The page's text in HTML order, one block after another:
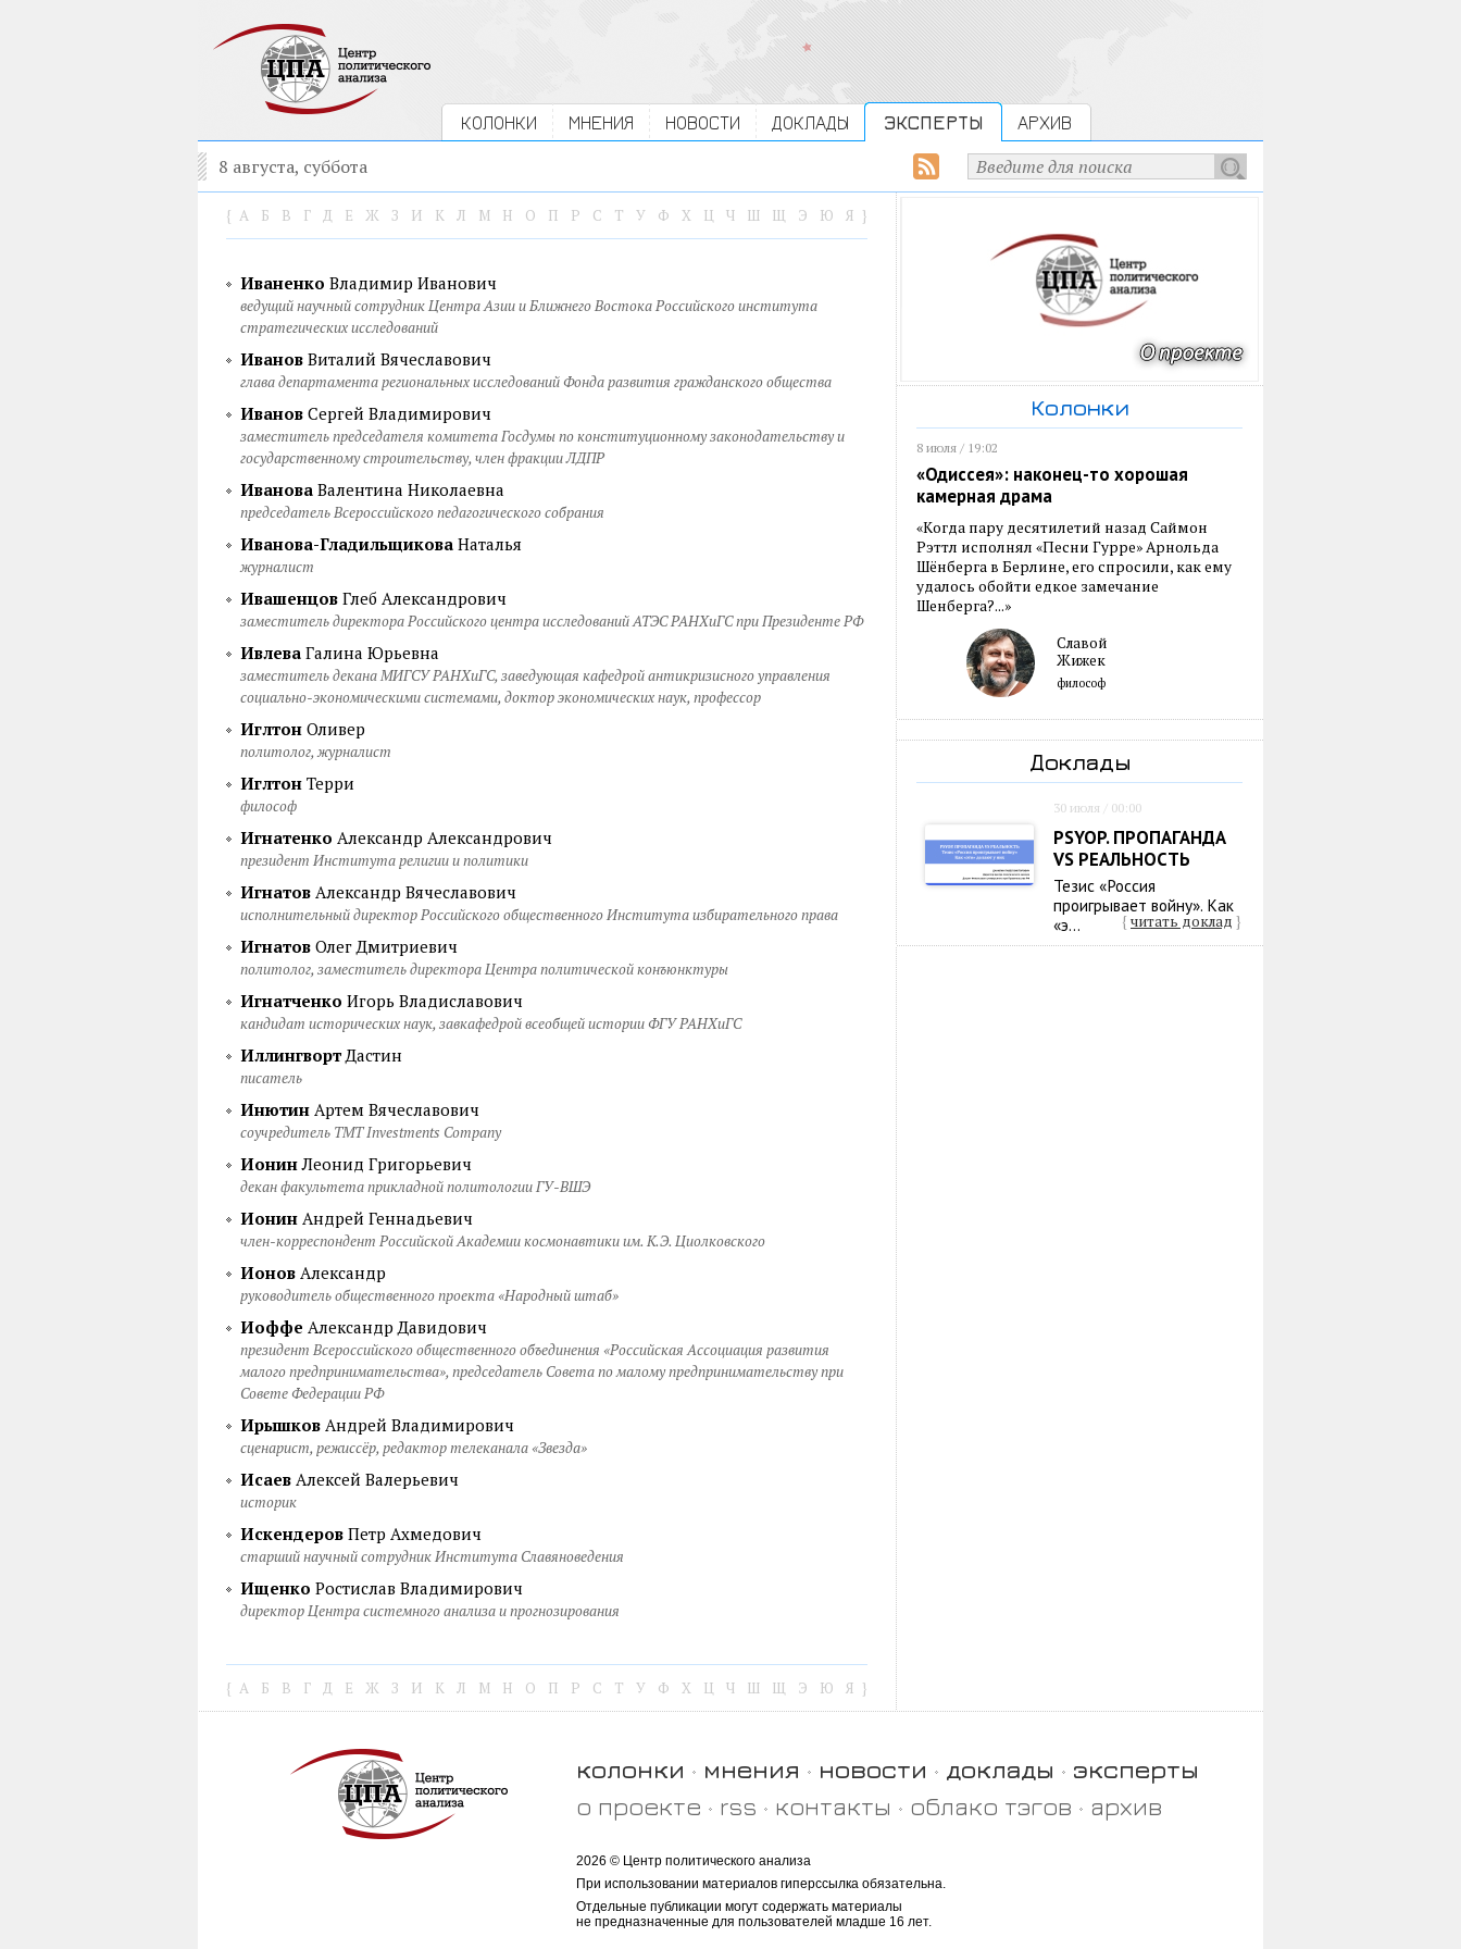
КОЛОНКИ МНЕНИЯ НОВОСТИ ДОКЛАДЫ ЭКСПЕРТЫ АРХИВ
8 августа, суббота
{ А Б В Г Д Е Ж З И К Л М Н О П Р С Т У Ф Х Ц Ч Ш Щ Э Ю Я }
Иваненко Владимир Иванович
ведущий научный сотрудник Центра Азии и Ближнего Востока Российского института
стратегических исследований
Иванов Виталий Вячеславович
глава департамента региональных исследований Фонда развития гражданского общества
Иванов Сергей Владимирович
заместитель председателя комитета Госдумы по конституционному законодательству и
государственному строительству, член фракции ЛДПР
Иванова Валентина Николаевна
председатель Всероссийского педагогического собрания
Иванова-Гладильщикова Наталья
журналист
Ивашенцов Глеб Александрович
заместитель директора Российского центра исследований АТЭС РАНХиГС при Президенте РФ
Ивлева Галина Юрьевна
заместитель декана МИГСУ РАНХиГС, заведующая кафедрой антикризисного управления
социально-экономическими системами, доктор экономических наук, профессор
Иглтон Оливер
политолог, журналист
Иглтон Терри
философ
Игнатенко Александр Александрович
президент Института религии и политики
Игнатов Александр Вячеславович
исполнительный директор Российского общественного Института избирательного права
Игнатов Олег Дмитриевич
политолог, заместитель директора Центра политической конъюнктуры
Игнатченко Игорь Владиславович
кандидат исторических наук, завкафедрой всеобщей истории ФГУ РАНХиГС
ИллингвортДастин
писатель
Инютин Артем Вячеславович
соучредитель TMT Investments Company
ИонинЛеонид Григорьевич
декан факультета прикладной политологии ГУ-ВШЭ
Ионин Андрей Геннадьевич
член-корреспондент Российской Академии космонавтики им. К.Э. Циолковского
Ионов Александр
руководитель общественного проекта «Народный штаб»
Иоффе Александр Давидович
президент Всероссийского общественного объединения «Российская Ассоциация развития
малого предпринимательства», председатель Совета по малому предпринимательству при
Совете Федерации РФ
Ирышков Андрей Владимирович
сценарист, режиссёр, редактор телеканала «Звезда»
Исаев Алексей Валерьевич
историк
Искендеров Петр Ахмедович
старший научный сотрудник Института Славяноведения
Ищенко Ростислав Владимирович
директор Центра системного анализа и прогнозирования
{ А Б В Г Д Е Ж З И К Л М Н О П Р С Т У Ф Х Ц Ч Ш Щ Э Ю Я }
Колонки
8 июля / 19:02
«Одиссея»: наконец-то хорошая
камерная драма
«Когда пару десятилетий назад Саймон
Рэттл исполнял «Песни Гурре» Арнольда
Шёнберга в Берлине, его спросили, как ему
удалось обойти едкое замечание
Шенберга?...»
Славой
Жижек
философ
Доклады
30 июля / 00:00
PSYOP. ПРОПАГАНДА
VS РЕАЛЬНОСТЬ
Тезис «Россия
проигрывает войну». Как
«э...
{ читать доклад }
колонки мнения новости доклады
эксперты
о проекте
rss контакты облако тэгов архив
2026 © Центр политического анализа
При использовании материалов гиперссылка обязательна.
Отдельные публикации могут содержать материалы
не предназначенные для пользователей младше 16 лет.